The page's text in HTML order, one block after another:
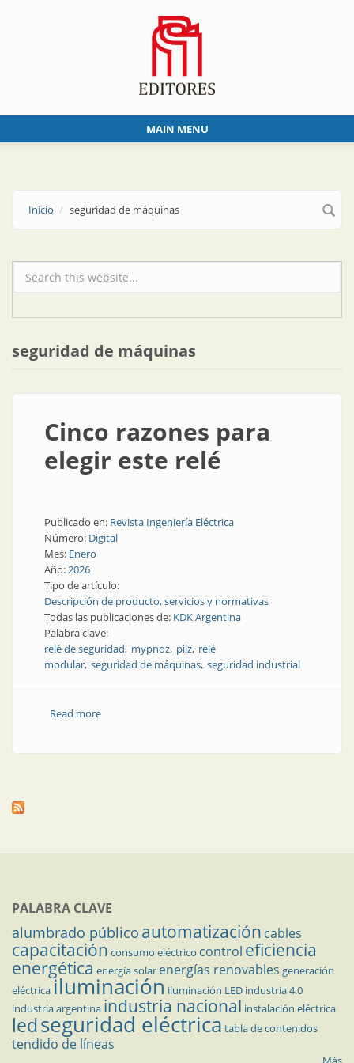
MAIN MENU
Inicio seguridad de máquinas
Formulario de búsqueda
seguridad de máquinas
Cinco razones para
elegir este relé
Publicado en: Revista Ingeniería Eléctrica
Número: Digital
Mes: Enero
Año:2026
Tipo de artículo:
Descripción de producto, servicios y normativas
Todas las publicaciones de: KDK Argentina
Palabra clave:
relé de seguridad mypnoz pilz relé
modular seguridad de máquinas seguridad industrial
Read moreabout Cinco razones para elegir este relé
PALABRA CLAVE
alumbrado público automatización cables
capacitación consumo eléctrico control eficiencia
energética energía solar energías renovables generación
eléctricailuminación iluminación LED industria 4.0
industria argentina industria nacional instalación eléctrica
ledseguridad eléctrica tabla de contenidos
tendido de líneas